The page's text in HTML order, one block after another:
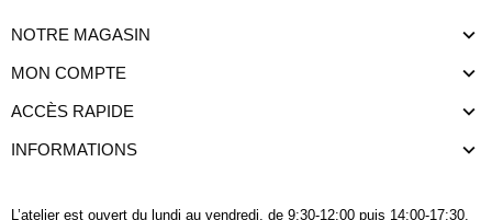
NOTRE MAGASIN
MON COMPTE
ACCÈS RAPIDE
INFORMATIONS
L’atelier est ouvert du lundi au vendredi, de 9:30-12:00 puis 14:00-17:30.